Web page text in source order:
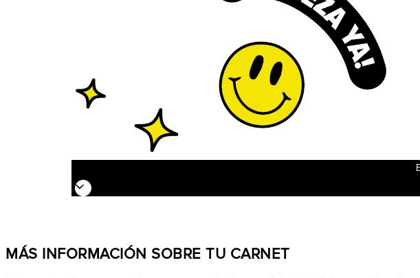
MÁS INFORMACIÓN SOBRE TU CARNET